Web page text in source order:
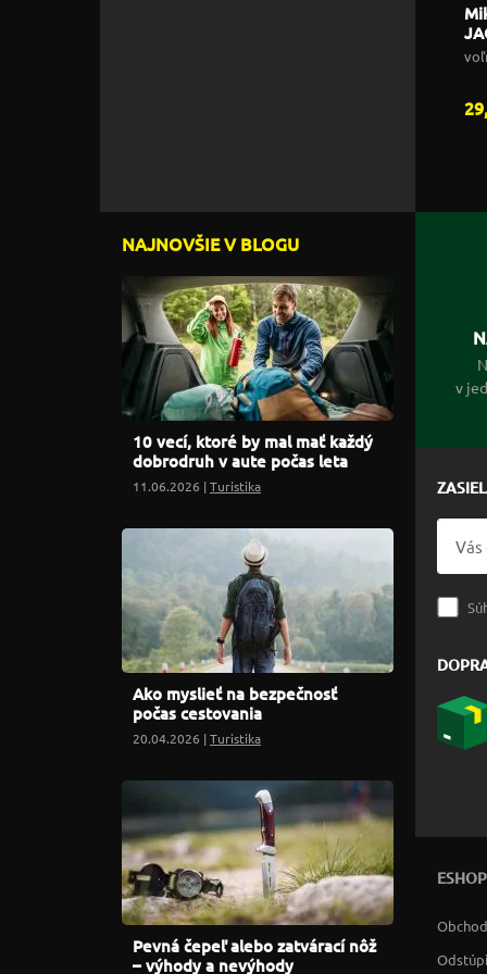
NAJNOVŠIE V BLOGU
10 vecí, ktoré by mal mať každý
dobrodruh v aute počas leta
11.06.2026 |Turistika
Ako myslieť na bezpečnosť
počas cestovania
20.04.2026 |Turistika
Pevná čepeľ alebo zatvárací nôž
– výhody a nevýhody
v